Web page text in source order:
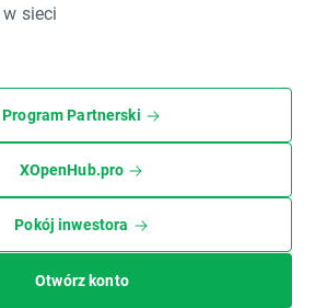
sieci
Program Partnerski
XOpenHub.pro
Pokój inwestora
Otwórz konto